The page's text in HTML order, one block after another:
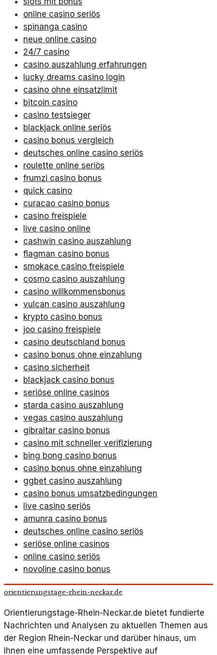
online casino seriös
spinanga casino
neue online casino
24/7 casino
casino auszahlung erfahrungen
lucky dreams casino login
casino ohne einsatzlimit
bitcoin casino
casino testsieger
blackjack online seriös
casino bonus vergleich
deutsches online casino seriös
roulette online seriös
frumzi casino bonus
quick casino
curacao casino bonus
casino freispiele
live casino online
cashwin casino auszahlung
flagman casino bonus
smokace casino freispiele
cosmo casino auszahlung
casino willkommensbonus
vulcan casino auszahlung
krypto casino bonus
joo casino freispiele
casino deutschland bonus
casino bonus ohne einzahlung
casino sicherheit
blackjack casino bonus
seriöse online casinos
starda casino auszahlung
vegas casino auszahlung
gibraltar casino bonus
casino mit schneller verifizierung
bing bong casino bonus
casino bonus ohne einzahlung
ggbet casino auszahlung
casino bonus umsatzbedingungen
live casino seriös
amunra casino bonus
deutsches online casino seriös
seriöse online casinos
online casino seriös
novoline casino bonus
orientierungstage-rhein-neckar.de
Orientierungstage-Rhein-Neckar.de bietet fundierte
Nachrichten und Analysen zu aktuellen Themen aus
der Region Rhein-Neckar und darüber hinaus, um
Ihnen eine umfassende Perspektive auf